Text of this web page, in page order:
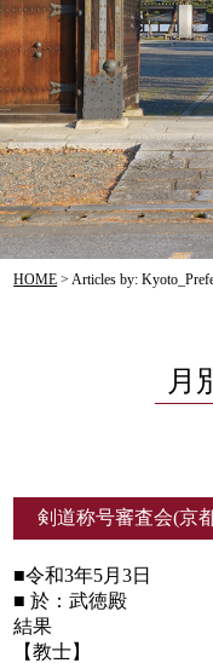
HOME >Articles by:
月
剣道称号審査会(京
■令和3年5月3日
■ 於：武徳殿
結果
【教士】